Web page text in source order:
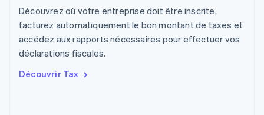
Découvrez où votre entreprise doit être inscrite,
facturez automatiquement le bon montant de taxes et
accédez aux rapports nécessaires pour effectuer vos
déclarations fiscales.
Découvrir Tax
Nouvelle-Zélande
Pays-Bas
NederlandsEnglish
Pologne
Portugal